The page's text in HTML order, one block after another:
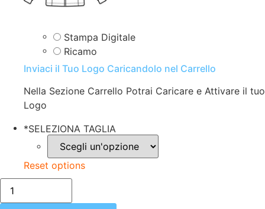
Stampa Digitale
Ricamo
Inviaci il Tuo Logo Caricandolo nel Carrello
Nella Sezione Carrello Potrai Caricare e Attivare il tuo
Logo
*SELEZIONA TAGLIA
Reset options
FELPA
UOMO
|